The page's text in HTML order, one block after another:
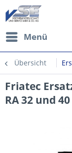
Menü
Übersicht
Friatec
RA 32 und 40